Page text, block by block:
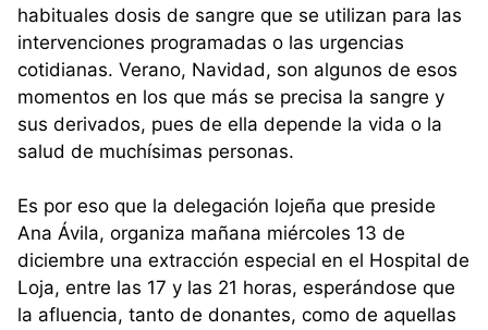
habituales dosis de sangre que se utilizan para las
intervenciones programadas o las urgencias
cotidianas. Verano, Navidad, son algunos de esos
momentos en los que más se precisa la sangre y
sus derivados, pues de ella depende la vida o la
salud de muchísimas personas.
Es por eso que la delegación lojeña que preside
Ana Ávila, organiza mañana miércoles 13 de
diciembre una extracción especial en el Hospital de
Loja, entre las 17 y las 21 horas, esperándose que
la afluencia, tanto de donantes, como de aquellas